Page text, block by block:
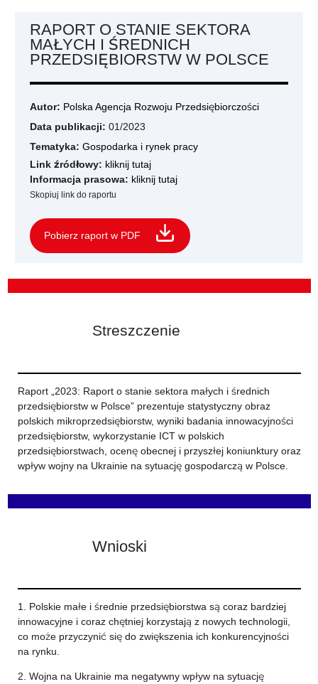
RAPORT O STANIE SEKTORA
MAŁYCH I ŚREDNICH
PRZEDSIĘBIORSTW W POLSCE
Autor: Polska Agencja Rozwoju Przedsiębiorczości
Data publikacji: 01/2023
Tematyka: Gospodarka i rynek pracy
Link źródłowy: kliknij tutaj
Informacja prasowa: kliknij tutaj
Skopiuj link do raportu
Pobierz raport w PDF
Streszczenie
Raport „2023: Raport o stanie sektora małych i średnich
przedsiębiorstw w Polsce” prezentuje statystyczny obraz
polskich mikroprzedsiębiorstw, wyniki badania innowacyjności
przedsiębiorstw, wykorzystanie ICT w polskich
przedsiębiorstwach, ocenę obecnej i przyszłej koniunktury oraz
wpływ wojny na Ukrainie na sytuację gospodarczą w Polsce.
Wnioski
1. Polskie małe i średnie przedsiębiorstwa są coraz bardziej
innowacyjne i coraz chętniej korzystają z nowych technologii,
co może przyczynić się do zwiększenia ich konkurencyjności
na rynku.
2. Wojna na Ukrainie ma negatywny wpływ na sytuację